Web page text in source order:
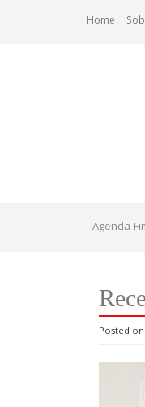
Home
Agenda
Posted on